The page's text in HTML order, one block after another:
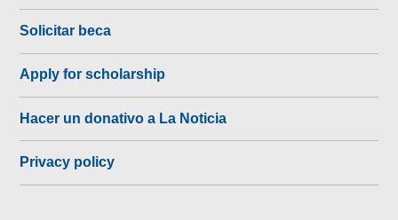
Solicitar beca
Apply for scholarship
Hacer un donativo a La Noticia
Privacy policy